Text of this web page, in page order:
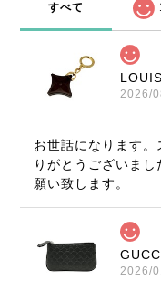
すべて
2026/
お世話になります
りがとうございま
願い致します。
2026/